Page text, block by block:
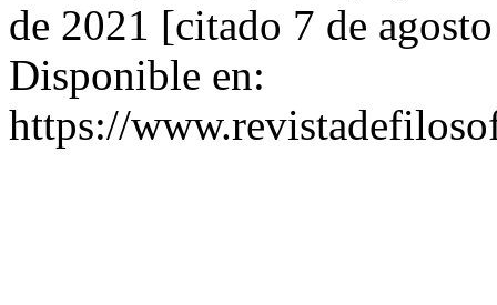
de 2021 [citado 7 de
Disponible en:
https://